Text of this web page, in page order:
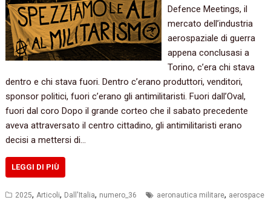
Defence Meetings, il
mercato dell’industria
aerospaziale di guerra
appena conclusasi a
Torino, c’era chi stava
dentro e chi stava fuori. Dentro c’erano produttori, venditori,
sponsor politici, fuori c’erano gli antimilitaristi. Fuori dall’Oval,
fuori dal coro Dopo il grande corteo che il sabato precedente
aveva attraversato il centro cittadino, gli antimilitaristi erano
decisi a mettersi di…
LEGGI DI PIÙ
2025,Articoli, Dall'Italia, numero_36 aeronautica militare, aerospace